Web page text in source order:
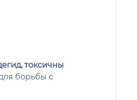
токсичны
борьбы с